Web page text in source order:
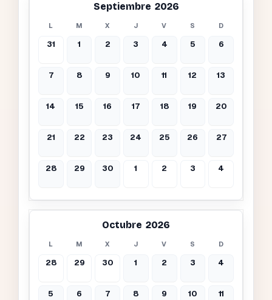
Septiembre 2026
L M X J V S D
31 1 2 3 4 5 6
7 8 9 10 11 12 13
14 15 16 17 18 19 20
21 22 23 24 25 26 27
28 29 30 1 2 3 4
Octubre 2026
L M X J V S D
28 29 30 1 2 3 4
5 6 7 8 9 10 11